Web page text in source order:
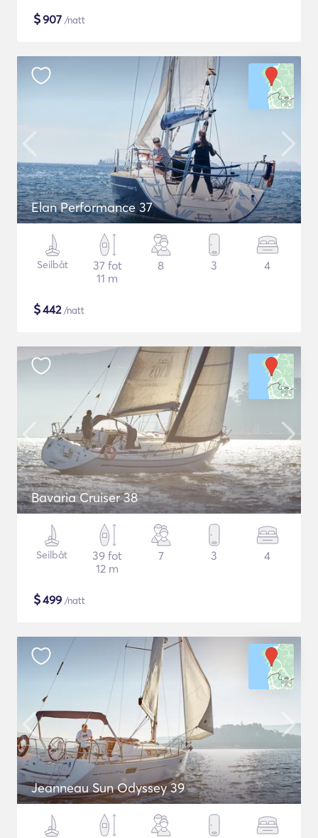
$907 /natt
Elan Performance 37
Seilbåt
37 fot
11 m
8 3 4
$442/natt
Bavaria Cruiser 38
Seilbåt
39 fot
12 m
7 3 4
$499 /natt
Jeanneau Sun Odyssey 39